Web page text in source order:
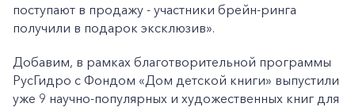
поступают в продажу - участники брейн-ринга
получили в подарок эксклюзив».
Добавим, в рамках благотворительной программы
РусГидро с Фондом «Дом детской книги» выпустили
уже 9 научно-популярных и художественных книг для